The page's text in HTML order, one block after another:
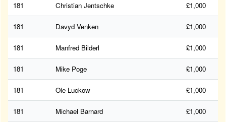
181 Christian Jentschke £1,000
181 Davyd Venken £1,000
181 Manfred Bilderl £1,000
181 Mike Poge £1,000
181 Ole Luckow £1,000
181 Michael Barnard £1,000